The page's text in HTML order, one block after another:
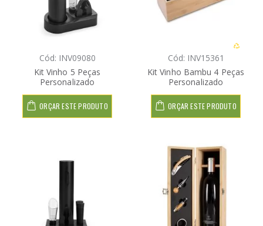
Cód: INV09080
Kit Vinho 5 Peças
Personalizado
ORÇAR ESTE PRODUTO
Cód: INV15361
Kit Vinho Bambu 4 Peças
Personalizado
ORÇAR ESTE PRODUTO